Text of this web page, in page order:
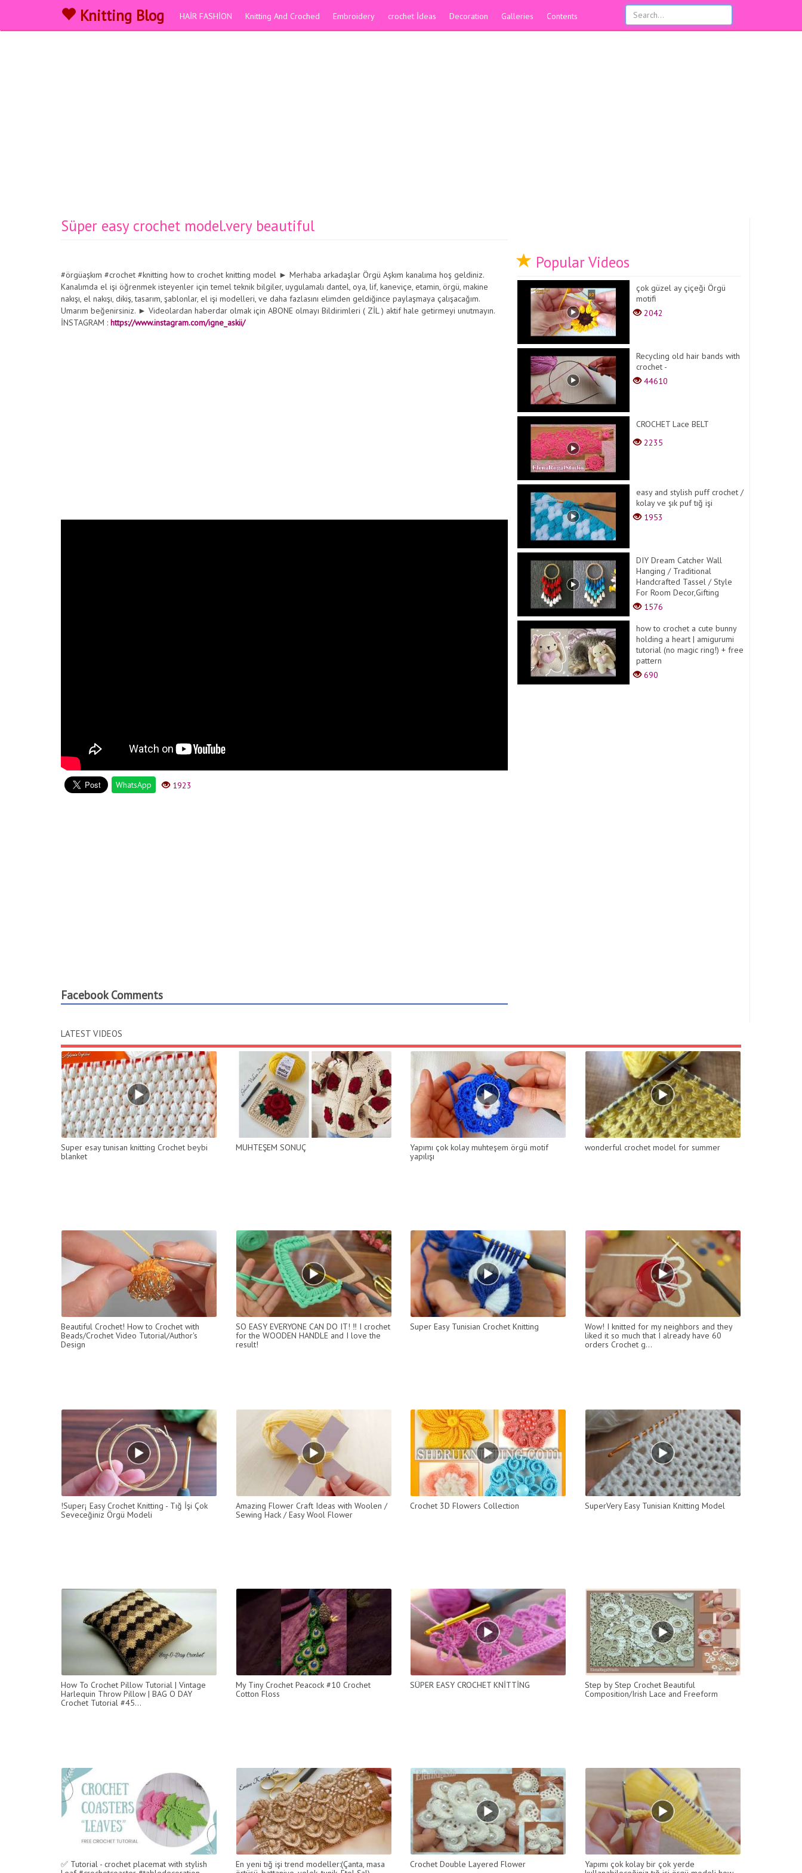
Knitting Blog HAİR FASHİON Knitting And Croched Embroidery crochet İdeas Decoration Galleries Contents
Süper easy crochet model.very beautiful
#örgüaşkım #crochet #knitting how to crochet knitting model ► Merhaba arkadaşlar Örgü Aşkım kanalıma hoş geldiniz.
Kanalımda el işi öğrenmek isteyenler için temel teknik bilgiler, uygulamalı dantel, oya, lif, kaneviçe, etamin, örgü, makine
nakışı, el nakışı, dikiş, tasarım, şablonlar, el işi modelleri, ve daha fazlasını elimden geldiğince paylaşmaya çalışacağım.
Umarım beğenirsiniz. ► Videolardan haberdar olmak için ABONE olmayı Bildirimleri ( ZİL ) aktif hale getirmeyi unutmayın.
İNSTAGRAM : https://www.instagram.com/igne_askii/
WhatsApp 1923
Facebook Comments
Popular Videos
çok güzel ay çiçeği Örgü
motifi
2042
Recycling old hair bands with
crochet -
44610
CROCHET Lace BELT
2235
easy and stylish puff crochet /
kolay ve şık puf tığ işi
1953
DIY Dream Catcher Wall
Hanging / Traditional
Handcrafted Tassel / Style
For Room Decor,Gifting
1576
how to crochet a cute bunny
holding a heart | amigurumi
tutorial (no magic ring!) + free
pattern
690
LATEST VIDEOS
Super esay tunisan knitting Crochet beybi
blanket
MUHTEŞEM SONUÇ
Yapımı çok kolay muhteşem örgü motif
yapılışı
wonderful crochet model for summer
Beautiful Crochet! How to Crochet with
Beads/Crochet Video Tutorial/Author's
Design
SO EASY EVERYONE CAN DO IT! ‼️ I crochet
for the WOODEN HANDLE and I love the
result!
Super Easy Tunisian Crochet Knitting
Wow! I knitted for my neighbors and they
liked it so much that I already have 60
orders Crochet g...
!Super¡ Easy Crochet Knitting - Tığ İşi Çok
Seveceğiniz Örgü Modeli
Amazing Flower Craft Ideas with Woolen /
Sewing Hack / Easy Wool Flower
Crochet 3D Flowers Collection SuperVery Easy Tunisian Knitting Model
How To Crochet Pillow Tutorial | Vintage
Harlequin Throw Pillow | BAG O DAY
Crochet Tutorial #45...
My Tiny Crochet Peacock #10 Crochet
Cotton Floss
SÜPER EASY CROCHET KNİTTİNG
Step by Step Crochet Beautiful
Composition/Irish Lace and Freeform
✅ Tutorial - crochet placemat with stylish
En yeni tığ işi trend modeller:(Çanta, masa
Crochet Double Layered Flower
Yapımı çok kolay bir çok yerde